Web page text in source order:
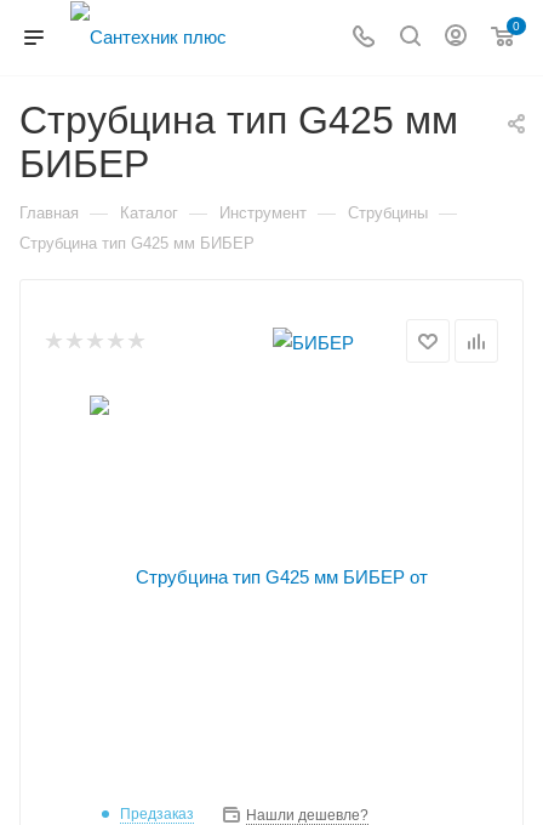
0
Струбцина тип G425 мм
БИБЕР
Главная — Каталог — Инструмент — Струбцины —
Струбцина тип G425 мм БИБЕР
Предзаказ Нашли дешевле?